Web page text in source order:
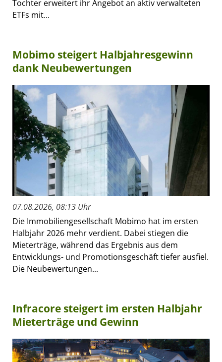
Tochter erweitert ihr Angebot an aktiv verwalteten
ETFs mit...
Mobimo steigert Halbjahresgewinn
dank Neubewertungen
07.08.2026, 08:13 Uhr
Die Immobiliengesellschaft Mobimo hat im ersten
Halbjahr 2026 mehr verdient. Dabei stiegen die
Mieterträge, während das Ergebnis aus dem
Entwicklungs- und Promotionsgeschäft tiefer ausfiel.
Die Neubewertungen...
Infracore steigert im ersten Halbjahr
Mieterträge und Gewinn